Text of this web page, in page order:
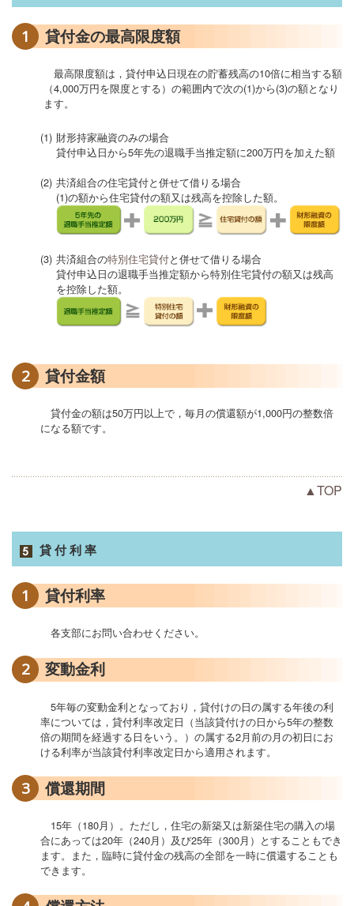
1 貸付金の最高限度額
最高限度額は，貸付申込日現在の貯蓄残高の10倍に相当する額
（4,000万円を限度とする）の範囲内で次の(1)から(3)の額となり
ます。
(1) 財形持家融資のみの場合
貸付申込日から5年先の退職手当推定額に200万円を加えた額
(2) 共済組合の住宅貸付と併せて借りる場合
(1)の額から住宅貸付の額又は残高を控除した額。
(3) 共済組合の特別住宅貸付と併せて借りる場合
貸付申込日の退職手当推定額から特別住宅貸付の額又は残高
を控除した額。
2 貸付金額
貸付金の額は50万円以上で，毎月の償還額が1,000円の整数倍
になる額です。
▲TOP
貸付利率
1 貸付利率
各支部にお問い合わせください。
2 変動金利
5年毎の変動金利となっており，貸付けの日の属する年後の利
率については，貸付利率改定日（当該貸付けの日から5年の整数
倍の期間を経過する日をいう。）の属する2月前の月の初日にお
ける利率が当該貸付利率改定日から適用されます。
3 償還期間
15年（180月）。ただし，住宅の新築又は新築住宅の購入の場
合にあっては20年（240月）及び25年（300月）とすることもでき
ます。また，臨時に貸付金の残高の全部を一時に償還することも
できます。